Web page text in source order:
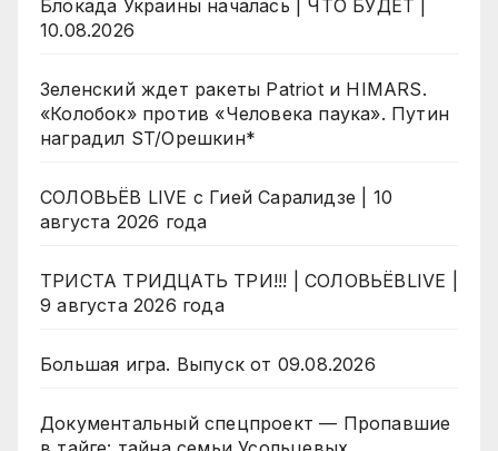
Блокада Украины началась | ЧТО БУДЕТ |
10.08.2026
Зеленский ждет ракеты Patriot и HIMARS.
«Колобок» против «Человека паука». Путин
наградил ST/Орешкин*
СОЛОВЬЁВ LIVE с Гией Саралидзе | 10
августа 2026 года
ТРИСТА ТРИДЦАТЬ ТРИ!!! | СОЛОВЬЁВLIVE |
9 августа 2026 года
Большая игра. Выпуск от 09.08.2026
Документальный спецпроект — Пропавшие